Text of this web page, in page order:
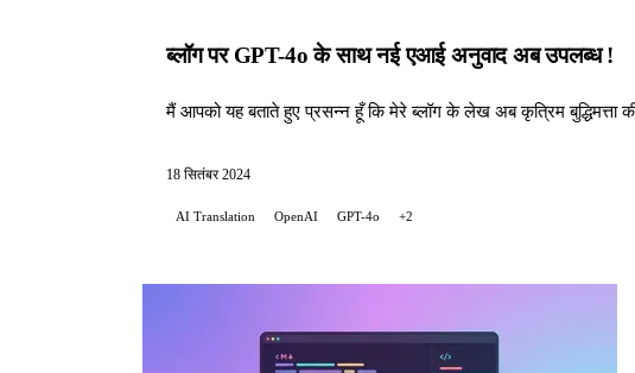
ब्लॉग पर GPT-4o के साथ नई एआई अनुवाद अब उपलब्ध !
मैं आपको यह बताते हुए प्रसन्न हूँ कि मेरे ब्लॉग के लेख अब कृत्रिम
18 सितंबर 2024
AI Translation OpenAI GPT-4o +2